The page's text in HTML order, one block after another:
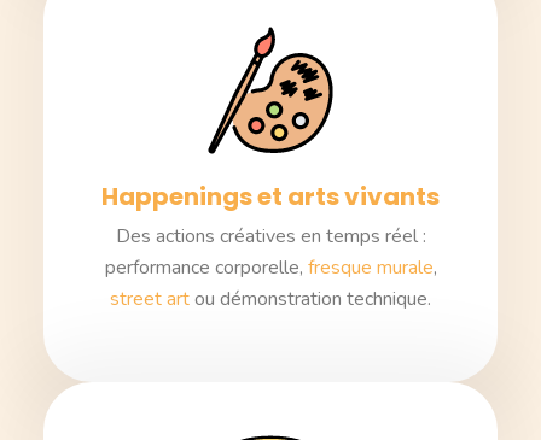
Happenings et arts vivants
Des actions créatives en temps réel :
performance corporelle, fresque murale,
street artou démonstration technique.